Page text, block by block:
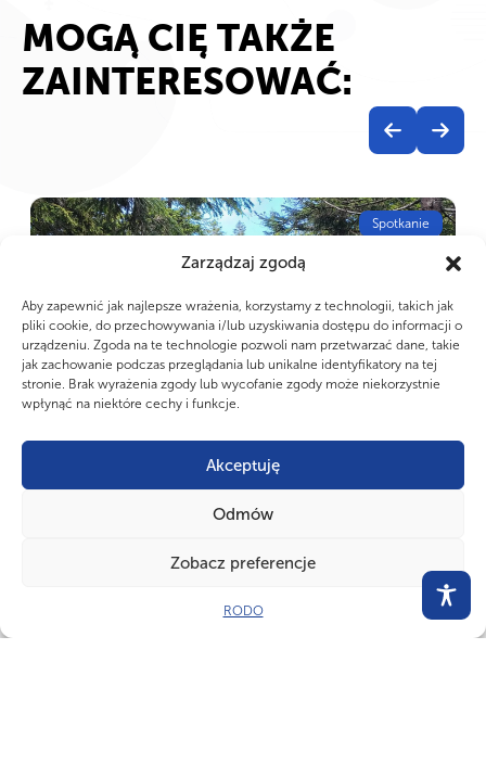
Zarządzaj zgodą
Aby zapewnić jak najlepsze wrażenia, korzystamy z technologii, takich jak
pliki cookie, do przechowywania i/lub uzyskiwania dostępu do informacji o
urządzeniu. Zgoda na te technologie pozwoli nam przetwarzać dane, takie
jak zachowanie podczas przeglądania lub unikalne identyfikatory na tej
stronie. Brak wyrażenia zgody lub wycofanie zgody może niekorzystnie
wpłynąć na niektóre cechy i funkcje.
Akceptuję
Odmów
Zobacz preferencje
RODO
MOGĄ CIĘ TAKŻE
ZAINTERESOWAĆ:
Spotkanie